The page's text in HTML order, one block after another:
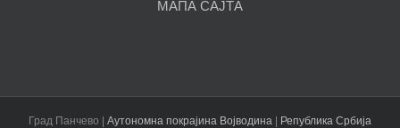
МАПА САЈТА
Град Панчево | Аутономна покрајина Војводина | Република Србија